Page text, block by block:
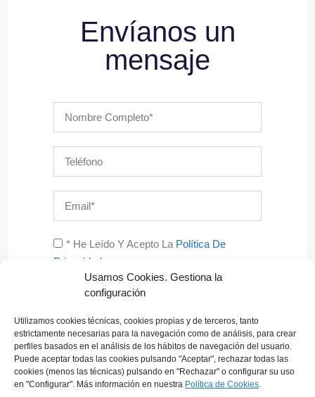
Usamos Cookies. Gestiona la
configuración
Utilizamos cookies técnicas, cookies propias y de terceros, tanto
estrictamente necesarias para la navegación como de análisis, para crear
perfiles basados en el análisis de los hábitos de navegación del usuario.
Puede aceptar todas las cookies pulsando "Aceptar", rechazar todas las
cookies (menos las técnicas) pulsando en "Rechazar" o configurar su uso
en "Configurar". Más información en nuestra Política de Cookies.
Envíanos un
mensaje
* He Leído Y Acepto La Política De
Privacidad
A
l
t
e
Información básica sobre Protección de Datos